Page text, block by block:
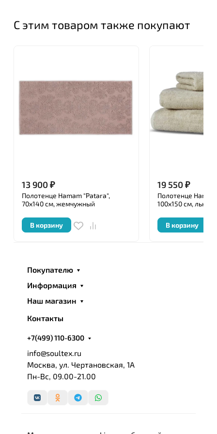
С этим товаром также покупают
13 900₽
Полотенце Hamam "Patara",
70x140 см, жемчужный
В корзину
19 550₽
Полотенце
100x150 см,
В корзину
Покупателю
Информация
Наш магазин
Контакты
+7(499) 110-6300
info@soultex.ru
Москва, ул. Чертановская, 1А
Пн-Вс, 09.00-21.00